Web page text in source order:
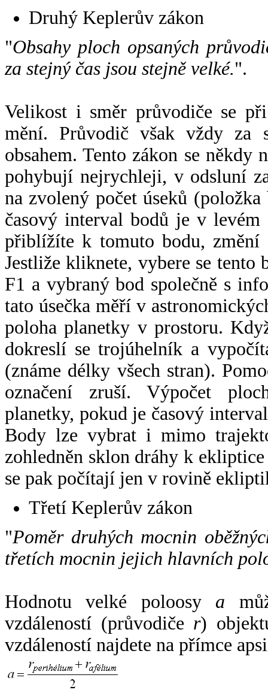
Druhý Keplerův zákon
"Obsahy ploch opsaných
za stejný čas jsou stejně velké.".
Velikost i směr průvodiče se
mění. Průvodič však vždy za
obsahem. Tento zákon se někdy
pohybují nejrychleji, v odsluní
na zvolený počet úseků
časový interval bodů je v
přiblížíte k tomuto bodu,
Jestliže kliknete, vybere se tento
F1 a vybraný bod společně s
tato úsečka měří v
poloha planetky v prostoru.
dokreslí se trojúhelník a
(známe délky všech stran).
označení zruší. Výpočet
planetky, pokud je časový
Body lze vybrat i mimo
zohledněn sklon dráhy k
se pak počítají jen v rovině
Třetí Keplerův zákon
"Poměr druhých mocnin
třetích mocnin jejich hlavních
Hodnotu velké poloosy a
vzdáleností (průvodiče r)
vzdáleností najdete na přímce